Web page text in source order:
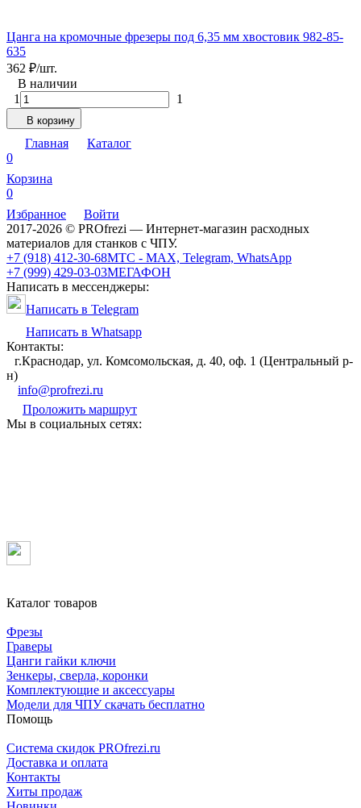
Цанга на кромочные фрезеры под 6,35 мм хвостовик 982-85-
635
362 ₽/шт.
В наличии
1
1
В корзину
Главная
Каталог
0
Корзина
0
Избранное
Войти
2017-2026 © PROfrezi — Интернет-магазин расходных
материалов для станков с ЧПУ.
+7 (918) 412-30-68МТС - MAX, Telegram, WhatsApp
+7 (999) 429-03-03МЕГАФОН
Написать в мессенджеры:
Написать в Telegram
Написать в Whatsapp
Контакты:
г.Краснодар, ул. Комсомольская, д. 40, оф. 1 (Центральный р-
н)
info@profrezi.ru
Проложить маршрут
Мы в социальных сетях:
Каталог товаров
Фрезы
Граверы
Цанги гайки ключи
Зенкеры, сверла, коронки
Комплектующие и аксессуары
Модели для ЧПУ скачать бесплатно
Помощь
Система скидок PROfrezi.ru
Доставка и оплата
Контакты
Хиты продаж